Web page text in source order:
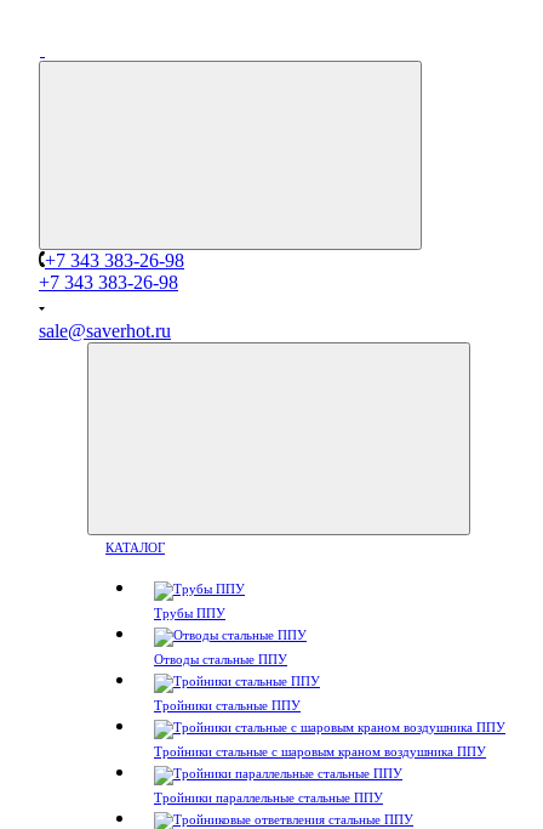
+7 343 383-26-98
+7 343 383-26-98
sale@saverhot.ru
КАТАЛОГ
Трубы ППУ
Отводы стальные ППУ
Тройники стальные ППУ
Тройники стальные с шаровым краном воздушника ППУ
Тройники параллельные стальные ППУ